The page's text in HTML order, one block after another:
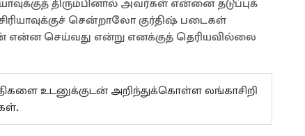
திரும்பினால் அவர்கள் என்னை தடுப்புக்
சென்றாலோ குர்திஷ் படைகள்
என்ன செய்வது என்று எனக்குத் தெரியவில்லை
உடனுக்குடன் அறிந்துக்கொள்ள லங்காசிறி